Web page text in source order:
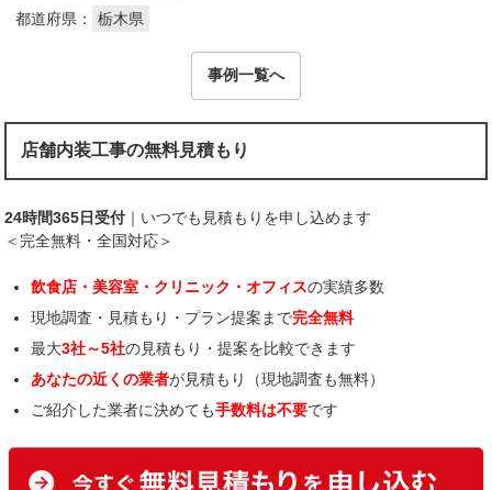
都道府県：
栃木県
事例一覧へ
店舗内装工事の無料見積もり
24時間365日受付 ｜いつでも見積もりを申し込めます
＜完全無料・全国対応＞
飲食店・美容室・クリニック・オフィスの実績多数
現地調査・見積もり・プラン提案まで完全無料
最大3社～5社の見積もり・提案を比較できます
あなたの近くの業者が見積もり（現地調査も無料）
ご紹介した業者に決めても手数料は不要です